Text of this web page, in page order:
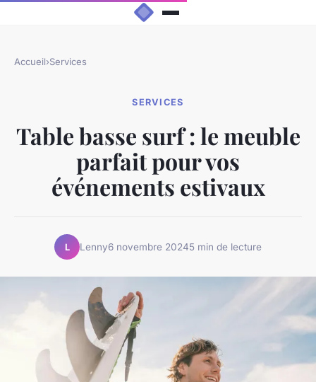
Accueil›Services
SERVICES
Table basse surf : le meuble
parfait pour vos
événements estivaux
L Lenny6 novembre 20245 min de lecture